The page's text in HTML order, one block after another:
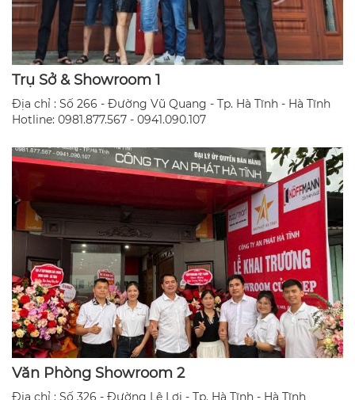
Trụ Sở & Showroom 1
Địa chỉ : Số 266 - Đường Vũ Quang - Tp. Hà Tĩnh - Hà Tĩnh
Hotline: 0981.877.567 - 0941.090.107
Văn Phòng Showroom 2
Địa chỉ : Số 326 - Đường Lê Lợi - Tp. Hà Tĩnh - Hà Tĩnh